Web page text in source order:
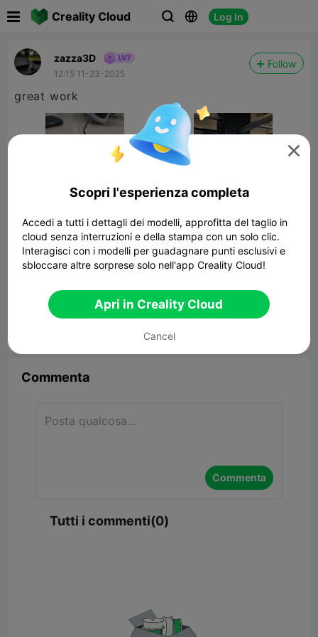
Creality Cloud   Log In
zazza3D
12:15 11-23-2025
Follow
great work
108.90KB Modelli Correlati
5
Commenta
Commenta
Tutti i commenti(0)

Scopri l'esperienza completa
Accedi a tutti i dettagli dei modelli, approfitta del taglio in
cloud senza interruzioni e della stampa con un solo clic.
Interagisci con i modelli per guadagnare punti esclusivi e
sbloccare altre sorprese solo nell'app Creality Cloud!
Apri in Creality Cloud
Cancel